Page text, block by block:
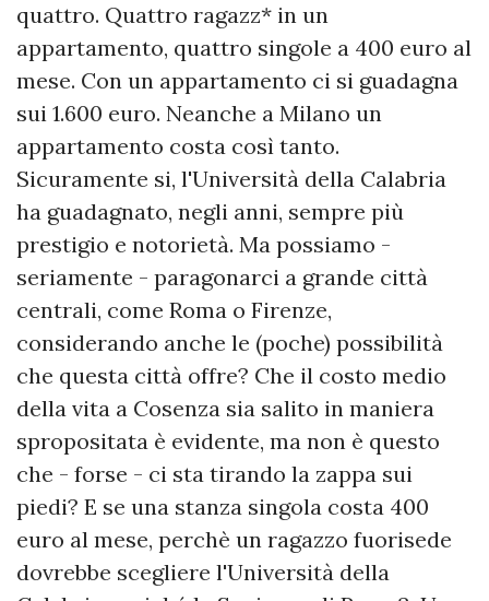
quattro. Quattro ragazz* in un
appartamento, quattro singole a 400 euro al
mese. Con un appartamento ci si guadagna
sui 1.600 euro. Neanche a Milano un
appartamento costa così tanto.
Sicuramente si, l'Università della Calabria
ha guadagnato, negli anni, sempre più
prestigio e notorietà. Ma possiamo -
seriamente - paragonarci a grande città
centrali, come Roma o Firenze,
considerando anche le (poche) possibilità
che questa città offre? Che il costo medio
della vita a Cosenza sia salito in maniera
spropositata è evidente, ma non è questo
che - forse - ci sta tirando la zappa sui
piedi? E se una stanza singola costa 400
euro al mese, perchè un ragazzo fuorisede
dovrebbe scegliere l'Università della